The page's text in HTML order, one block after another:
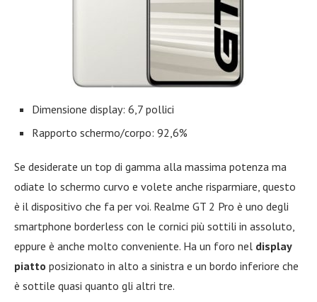
Dimensione display: 6,7 pollici
Rapporto schermo/corpo: 92,6%
Se desiderate un top di gamma alla massima potenza ma
odiate lo schermo curvo e volete anche risparmiare, questo
è il dispositivo che fa per voi. Realme GT 2 Pro è uno degli
smartphone borderless con le cornici più sottili in assoluto,
eppure è anche molto conveniente. Ha un foro nel display
piatto posizionato in alto a sinistra e un bordo inferiore che
è sottile quasi quanto gli altri tre.